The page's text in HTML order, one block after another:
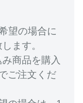
望の場合に
ます。
商品を購入
ご注文くだ